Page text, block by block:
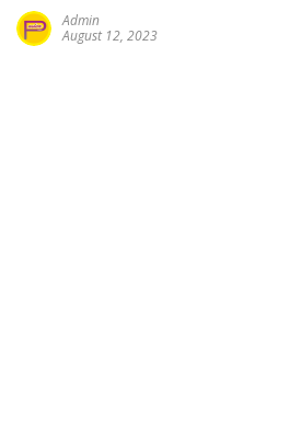
Admin
August 12, 2023